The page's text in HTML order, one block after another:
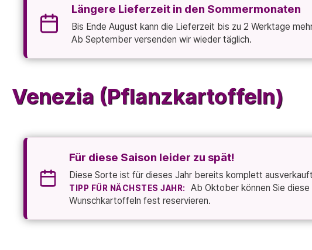
Längere Lieferzeit in den Sommermonaten
Bis Ende August kann die Lieferzeit bis zu 2 Werktage
Ab September versenden wir wieder täglich.
Venezia (Pflanzkartoffeln)
Für diese Saison leider zu spät!
Diese Sorte ist für dieses Jahr bereits komplett
TIPP FÜR NÄCHSTES JAHR:
Ab Oktober können Sie
Wunschkartoffeln fest reservieren.